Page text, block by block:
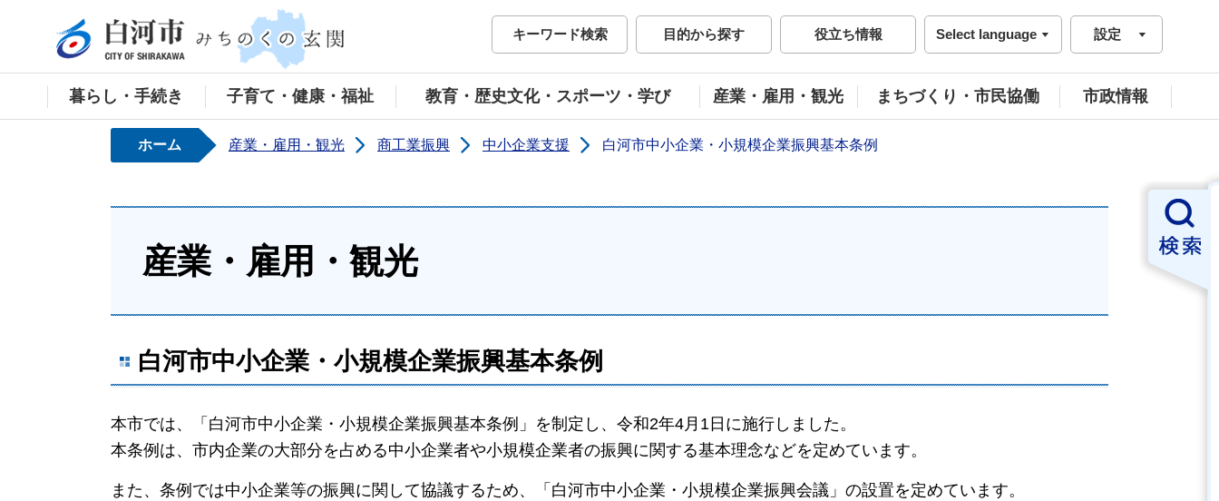
白河市公式ホームページ
キーワード検索
目的から探す 役立ち情報 Select language 設定
暮らし・手続き 子育て・健康・福祉 教育・歴史文化・スポーツ・学び 産業・雇用・観光 まちづくり・市民協働 市政情報
ホーム 産業・雇用・観光 商工業振興 中小企業支援 白河市中小企業・小規模企業振興基本条例
産業・雇用・観光
白河市中小企業・小規模企業振興基本条例
本市では、「白河市中小企業・小規模企業振興基本条例」を制定し、令和2年4月1日に施行しました。
本条例は、市内企業の大部分を占める中小企業者や小規模企業者の振興に関する基本理念などを定めています。
また、条例では中小企業等の振興に関して協議するため、「白河市中小企業・小規模企業振興会議」の設置を定めています。